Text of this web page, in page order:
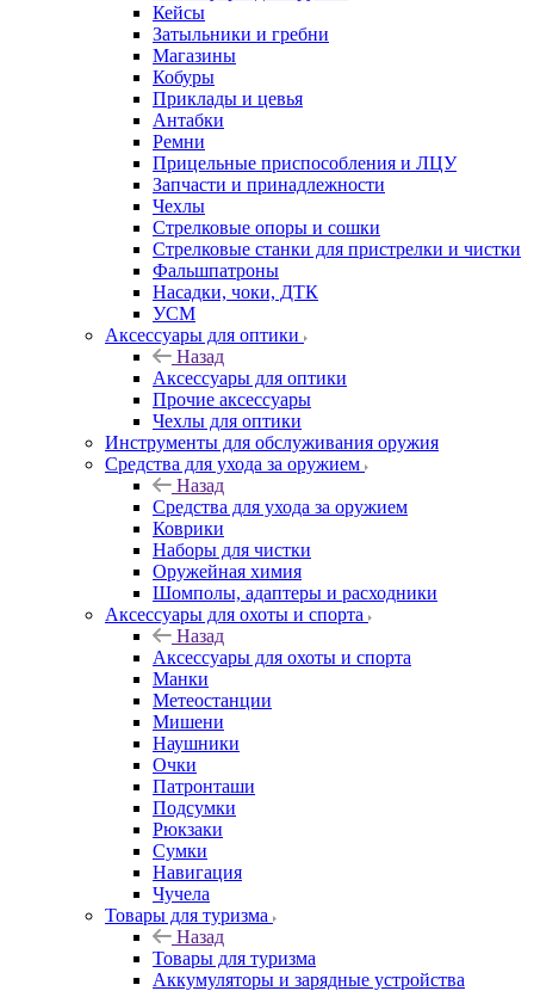
Кейсы
Затыльники и гребни
Магазины
Кобуры
Приклады и цевья
Антабки
Ремни
Прицельные приспособления и ЛЦУ
Запчасти и принадлежности
Чехлы
Стрелковые опоры и сошки
Стрелковые станки для пристрелки и чистки
Фальшпатроны
Насадки, чоки, ДТК
УСМ
Аксессуары для оптики
Назад
Аксессуары для оптики
Прочие аксессуары
Чехлы для оптики
Инструменты для обслуживания оружия
Средства для ухода за оружием
Назад
Средства для ухода за оружием
Коврики
Наборы для чистки
Оружейная химия
Шомполы, адаптеры и расходники
Аксессуары для охоты и спорта
Назад
Аксессуары для охоты и спорта
Манки
Метеостанции
Мишени
Наушники
Очки
Патронташи
Подсумки
Рюкзаки
Сумки
Навигация
Чучела
Товары для туризма
Назад
Товары для туризма
Аккумуляторы и зарядные устройства